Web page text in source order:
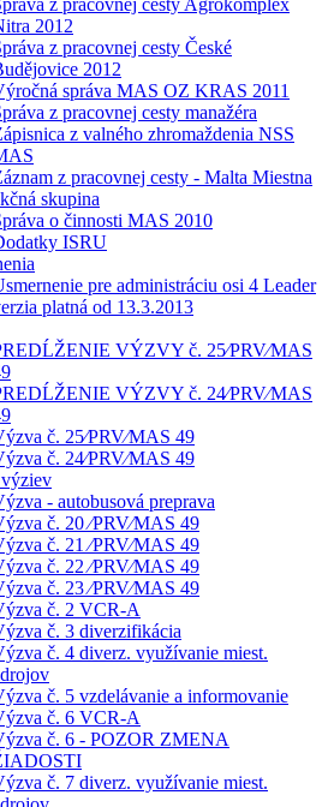
z pracovnej cesty Agrokomplex
2012
z pracovnej cesty České
2012
správa MAS OZ KRAS 2011
z pracovnej cesty manažéra
z valného zhromaždenia NSS
z pracovnej cesty - Malta Miestna
skupina
o činnosti MAS 2010
ISRU
pre administráciu osi 4 Leader
platná od 13.3.2013
VÝZVY č. 25⁄PRV⁄MAS
VÝZVY č. 24⁄PRV⁄MAS
č. 25⁄PRV⁄MAS 49
č. 24⁄PRV⁄MAS 49
- autobusová preprava
č. 20 ⁄PRV⁄MAS 49
č. 21 ⁄PRV⁄MAS 49
č. 22 ⁄PRV⁄MAS 49
č. 23 ⁄PRV⁄MAS 49
č. 2 VCR-A
č. 3 diverzifikácia
č. 4 diverz. využívanie miest.
č. 5 vzdelávanie a informovanie
č. 6 VCR-A
č. 6 - POZOR ZMENA
č. 7 diverz. využívanie miest.